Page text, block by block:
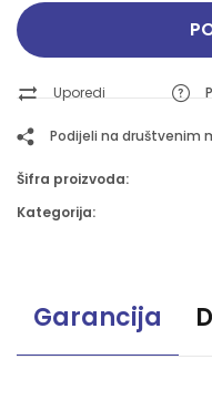
Uporedi
Podijeli na društvenim
Šifra proizvoda:
Kategorija:
Garancija